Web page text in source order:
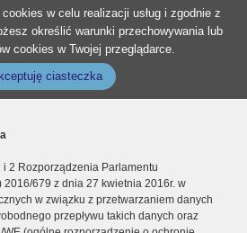
w celu realizacji usług i zgodnie z
określić warunki przechowywania lub
cookies w Twojej przeglądarce.
ciasteczka
i 2 Rozporządzenia Parlamentu
2016/679 z dnia 27 kwietnia 2016r. w
w związku z przetwarzaniem danych
przepływu takich danych oraz